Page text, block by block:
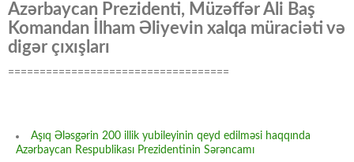
Azərbaycan Prezidenti, Müzəffər Ali Baş
Komandan İlham Əliyevin xalqa müraciəti və
digər çıxışları
===================================
Aşıq Ələsgərin 200 illik yubileyinin qeyd edilməsi haqqında
Azərbaycan Respublikası Prezidentinin Sərəncamı